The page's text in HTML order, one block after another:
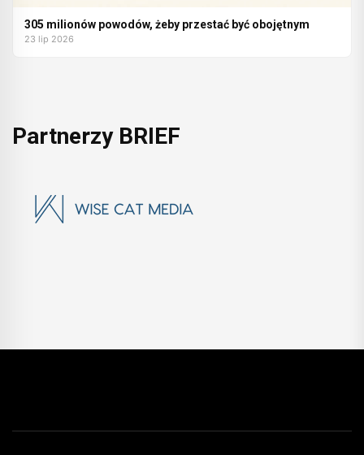
305 milionów powodów, żeby przestać być obojętnym
23 lip 2026
Partnerzy BRIEF